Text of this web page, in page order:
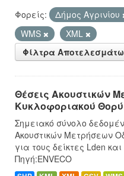
Φορείς: Δήμος Αγρινίου
WMS
XML
Φίλτρα
Θέσεις Ακουστικών
Κυκλοφοριακού
Σημειακό σύνολο
Ακουστικών Μετρήσεων
για τους δείκτες Lden
Πηγή:ENVECO